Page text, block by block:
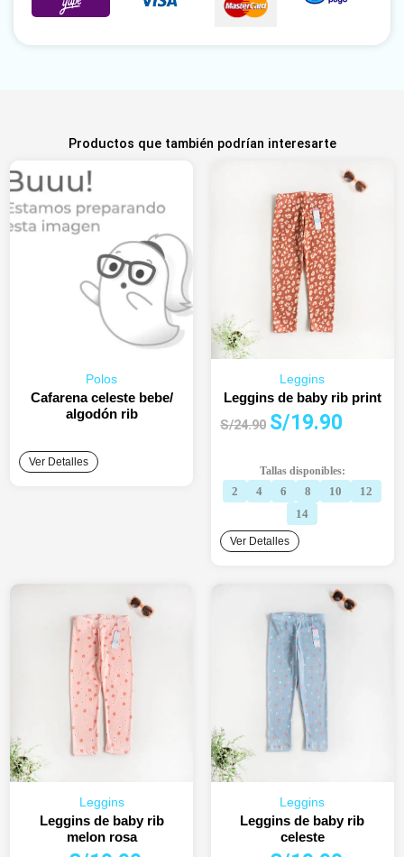
Productos que también podrían interesarte
Polos
Cafarena celeste bebe/
algodón rib
Ver Detalles
Leggins
Leggins de baby rib print
S/24.90
El
era:
S/24.90.
S/19.90
es:
S/19.90.
Tallas disponibles:
2 4 6 8 10
12
14
Ver Detalles
Leggins
Leggins de baby rib
melon rosa
Leggins
Leggins de baby rib
celeste